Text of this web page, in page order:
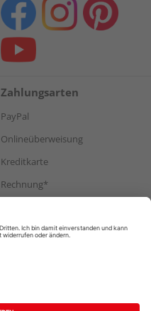
Zahlungsarten
PayPal
Onlineüberweisung
Kreditkarte
Rechnung*
Versand
Widerruf Datenschutz